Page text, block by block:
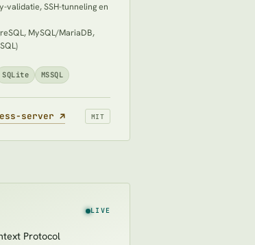
validatie, SSH-tunneling en
MySQL/MariaDB,
SQLite MSSQL
server ↗(opent in een nieuw tabblad)
MIT
LIVE
Protocol